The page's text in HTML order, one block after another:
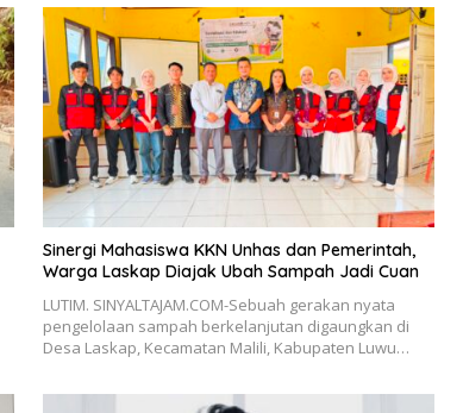
Sinergi Mahasiswa KKN Unhas dan Pemerintah,
Warga Laskap Diajak Ubah Sampah Jadi Cuan
LUTIM. SINYALTAJAM.COM-Sebuah gerakan nyata
pengelolaan sampah berkelanjutan digaungkan di
Desa Laskap, Kecamatan Malili, Kabupaten Luwu…